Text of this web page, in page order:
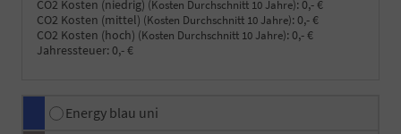
CO2 Kosten (niedrig) (Kosten Durchschnitt 10 Jahre): 0,- €
CO2 Kosten (mittel) (Kosten Durchschnitt 10 Jahre): 0,- €
CO2 Kosten (hoch) (Kosten Durchschnitt 10 Jahre): 0,- €
Jahressteuer: 0,- €
Energy blau uni